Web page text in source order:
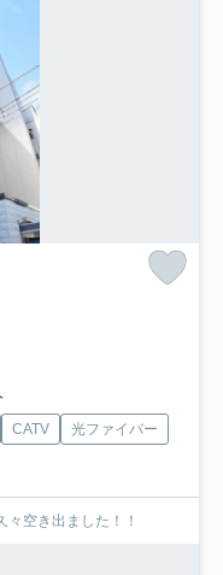
CATV
光ファイバー
空き出ました！！